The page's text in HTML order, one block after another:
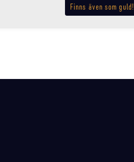
Finns även som guld!